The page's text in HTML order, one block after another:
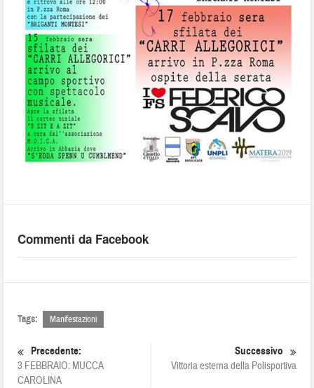
Commenti da Facebook
Tags: Manifestazioni
Precedente:
3 FEBBRAIO: MUCCA
CAROLINA
Successivo
Vittoria esterna della Polisportiva